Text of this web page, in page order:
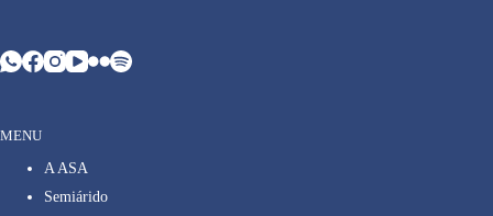
MENU
A ASA
Semiárido